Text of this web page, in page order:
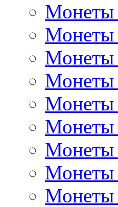
Монеты
Монеты
Монеты
Монеты
Монеты
Монеты
Монеты
Монеты
Монеты